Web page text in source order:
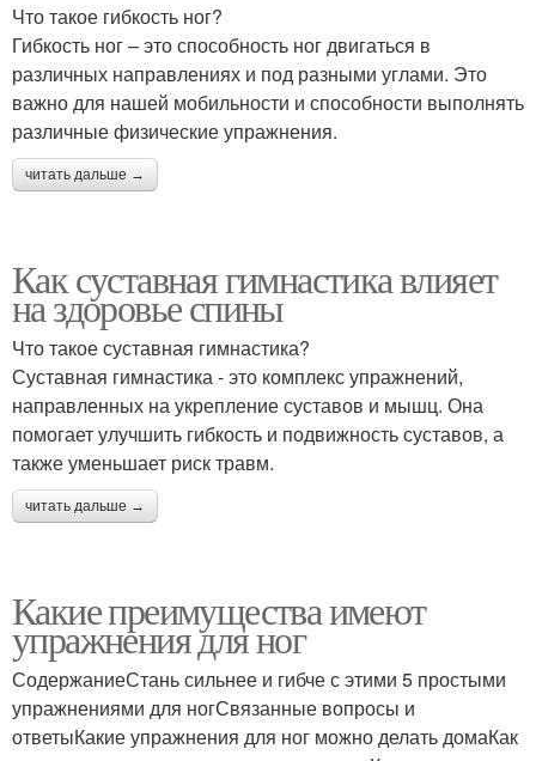
Что такое гибкость ног?
Гибкость ног – это способность ног двигаться в
различных направлениях и под разными углами. Это
важно для нашей мобильности и способности выполнять
различные физические упражнения.
читать дальше →
Как суставная гимнастика влияет
на здоровье спины
Что такое суставная гимнастика?
Суставная гимнастика - это комплекс упражнений,
направленных на укрепление суставов и мышц. Она
помогает улучшить гибкость и подвижность суставов, а
также уменьшает риск травм.
читать дальше →
Какие преимущества имеют
упражнения для ног
СодержаниеСтань сильнее и гибче с этими 5 простыми
упражнениями для ногСвязанные вопросы и
ответыКакие упражнения для ног можно делать домаКак